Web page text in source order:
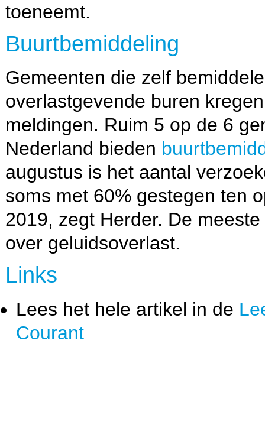
toeneemt.
Buurtbemiddeling
Gemeenten die zelf
overlastgevende buren
meldingen. Ruim 5 op de 6
Nederland bieden
augustus is het aantal
soms met 60% gestegen ten
2019, zegt Herder. De
over geluidsoverlast.
Links
Lees het hele artikel in de
Courant